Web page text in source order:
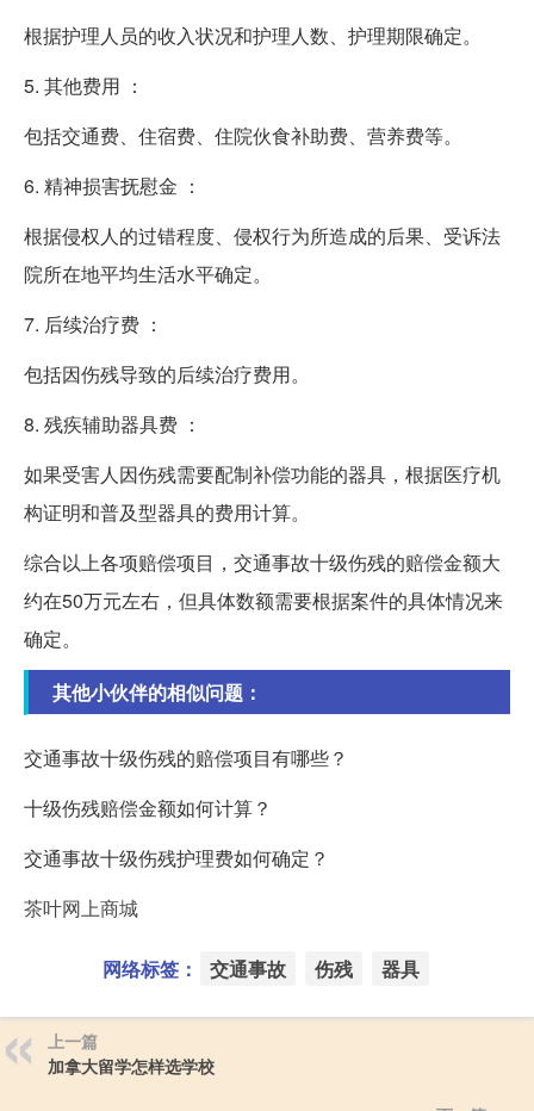
根据护理人员的收入状况和护理人数、护理期限确定。
5. 其他费用 ：
包括交通费、住宿费、住院伙食补助费、营养费等。
6. 精神损害抚慰金 ：
根据侵权人的过错程度、侵权行为所造成的后果、受诉法
院所在地平均生活水平确定。
7. 后续治疗费 ：
包括因伤残导致的后续治疗费用。
8. 残疾辅助器具费 ：
如果受害人因伤残需要配制补偿功能的器具，根据医疗机
构证明和普及型器具的费用计算。
综合以上各项赔偿项目，交通事故十级伤残的赔偿金额大
约在50万元左右，但具体数额需要根据案件的具体情况来
确定。
其他小伙伴的相似问题：
交通事故十级伤残的赔偿项目有哪些？
十级伤残赔偿金额如何计算？
交通事故十级伤残护理费如何确定？
茶叶网上商城
网络标签： 交通事故 伤残 器具
上一篇
加拿大留学怎样选学校